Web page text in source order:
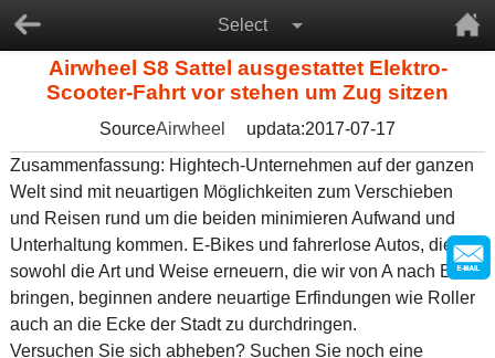
Select
Airwheel S8 Sattel ausgestattet Elektro-
Scooter-Fahrt vor stehen um Zug sitzen
SourceAirwheel
updata:2017-07-17
Zusammenfassung: Hightech-Unternehmen auf der ganzen
Welt sind mit neuartigen Möglichkeiten zum Verschieben
und Reisen rund um die beiden minimieren Aufwand und
Unterhaltung kommen. E-Bikes und fahrerlose Autos, die
sowohl die Art und Weise erneuern, die wir von A nach B zu
bringen, beginnen andere neuartige Erfindungen wie Roller
auch an die Ecke der Stadt zu durchdringen.
Versuchen Sie sich abheben? Suchen Sie noch eine